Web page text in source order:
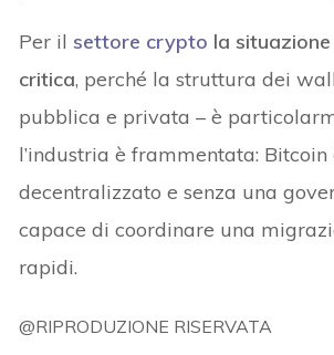
Per il settore crypto la
critica, perché la struttura dei
pubblica e privata – è
l’industria è frammentata: Bitcoin
decentralizzato e senza una
capace di coordinare una
rapidi.
@RIPRODUZIONE RISERVATA